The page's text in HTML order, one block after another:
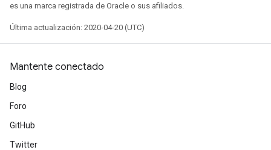
es una marca registrada de Oracle o sus afiliados.
Última actualización: 2020-04-20 (UTC)
Mantente conectado
Blog
Foro
GitHub
Twitter